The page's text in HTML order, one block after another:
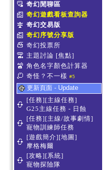
奇幻閒聊區
奇幻遊戲看板查詢器
奇幻交易版
奇幻序號分享版
奇幻投票所
主題討論 [焦點]
角色名字顏色計算器
奇怪？不一樣 #5
更新頁面 - Update
[任務][主線任務]
G25主線任務 - 日蝕
[任務][主線/故事劇情]
寵物訓練師任務
[遊戲簡介][地圖]
摩格梅爾
[攻略][系統]
寵物探險隊